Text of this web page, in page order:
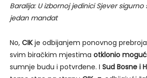
Baralija: U izbornoj jedinici Sjever sigurno
jedan mandat
No, CIKje odbijanjem ponovnog
svim biračkim mjestima otklonio
sumnje budu i potvrđene. I Sud Bosne i